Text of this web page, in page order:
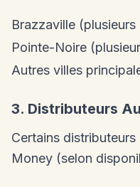
Brazzaville (plusieurs
Pointe-Noire
Autres villes
3. Distributeurs
Certains
Money (selon